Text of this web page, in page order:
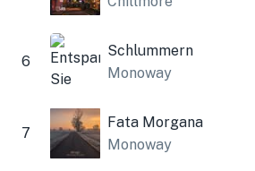
6
Schlummern
Monoway
7
Fata Morgana
Monoway